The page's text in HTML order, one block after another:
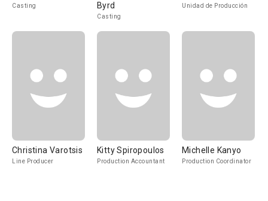
Casting
Byrd
Casting
Unidad de Producción
Christina Varotsis
Line Producer
Kitty Spiropoulos
Production Accountant
Michelle Kanyo
Production Coordinator